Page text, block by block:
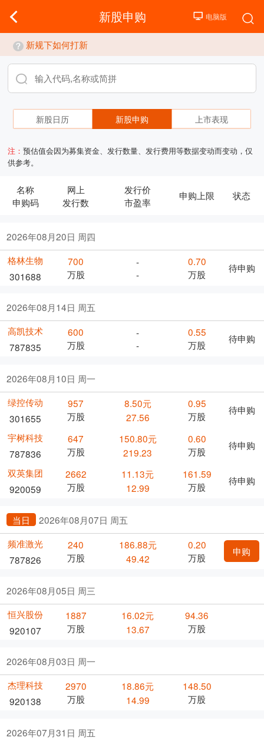
新股申购
新规下如何打新
新股日历 新股申购 上市表现
注：预估值会因为募集资金、发行数量、发行费用等数据变动而变动，仅
供参考。
名称
申购码
网上
发行数
发行价
市盈率
申购上限 状态
2026年08月20日 周四
格林生物
301688
700
万股
-
-
0.70
万股
待申购
2026年08月14日 周五
高凯技术
787835
600
万股
-
-
0.55
万股
待申购
2026年08月10日 周一
绿控传动
301655
957
万股
8.50元
27.56
0.95
万股
待申购
宇树科技
787836
647
万股
150.80元
219.23
0.60
万股
待申购
双英集团
920059
2662
万股
11.13元
12.99
161.59
万股
待申购
当日
2026年08月07日 周五
频准激光
787826
240
万股
186.88元
49.42
0.20
万股
申购
2026年08月05日 周三
恒兴股份
920107
1887
万股
16.02元
13.67
94.36
万股
2026年08月03日 周一
杰理科技
920138
2970
万股
18.86元
14.99
148.50
万股
2026年07月31日 周五